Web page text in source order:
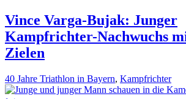
Vince Varga-Bujak: Junger
Kampfrichter-Nachwuchs
Zielen
40 Jahre Triathlon in Bayern, Kampfrichter